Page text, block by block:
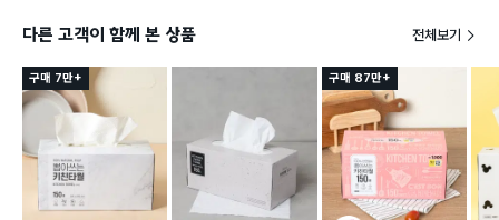
다른 고객이 함께 본 상품 전체보기
구매 7만+ 구매 87만+